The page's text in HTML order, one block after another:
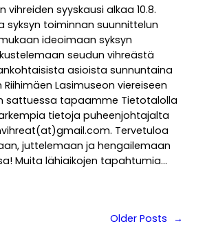
vihreiden syyskausi alkaa 10.8.
syksyn toiminnan suunnittelun
ideoimaan syksyn
seudun vihreästä
asioista sunnuntaina
Riihimäen Lasimuseon viereiseen
sattuessa tapaamme Tietotalolla
tietoja puheenjohtajalta
Tervetuloa
juttelemaan ja hengailemaan
Muita lähiaikojen tapahtumia…
Older Posts →